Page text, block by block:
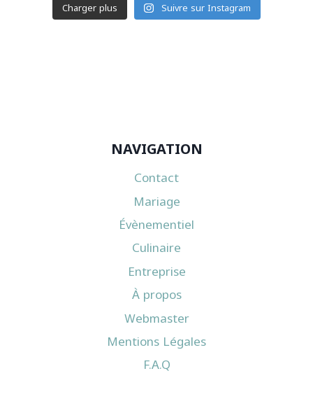
Charger plus Suivre sur Instagram
NAVIGATION
Contact
Mariage
Évènementiel
Culinaire
Entreprise
À propos
Webmaster
Mentions Légales
F.A.Q